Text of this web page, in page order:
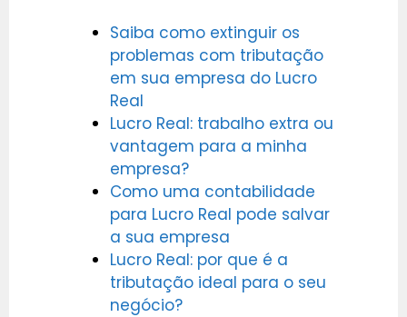
Saiba como extinguir os
problemas com tributação
em sua empresa do Lucro
Real
Lucro Real: trabalho extra ou
vantagem para a minha
empresa?
Como uma contabilidade
para Lucro Real pode salvar
a sua empresa
Lucro Real: por que é a
tributação ideal para o seu
negócio?